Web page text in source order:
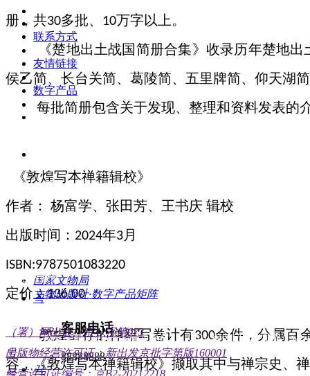
册，共30多批、 10万字以上。
《楚地出土战国简册合集》收录历年楚地出
侯乙简、长台关简、葛陵简、五里牌简、仰天湖
每批简册包含关于发现、整理和资料发表的
《敦煌写本禅籍辑校》
作者： 杨富学、张田芳、王书庆 辑校
出版时间： 2024年3 月
ISBN:9787501083220
定价：136.00
敦煌留存的禅籍写卷计有300余件，分属百
容，《敦煌写本禅籍辑校》撷取其中与禅宗史、
联系方式
友情链接
数字产品
总编室：（010）8400 7083 工会办公室：（010）8400 7177
购书热线：（010）8400 7155 （010）8400 7159 （010）8400
《文物》投稿邮箱：wenwuyuekan@vip.163.com
《书法丛刊》投稿邮箱：shufacongkan@sina.com
文物考古知识服务平台销售电话：（010）8400 7025 邮箱：
国家文物局
文物出版社·数字产品矩阵
官方微信
끅
客服电话
88888888
뀩
（署）网出证（京）字第073
号
出版物经营许可证：新出发京批字第版160001